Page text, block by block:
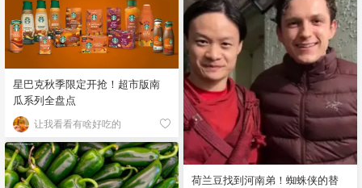
星巴克秋季限定开抢！超市版南
瓜系列全盘点
让我看看有啥好吃的
荷兰豆找到河南弟！蜘蛛侠的替